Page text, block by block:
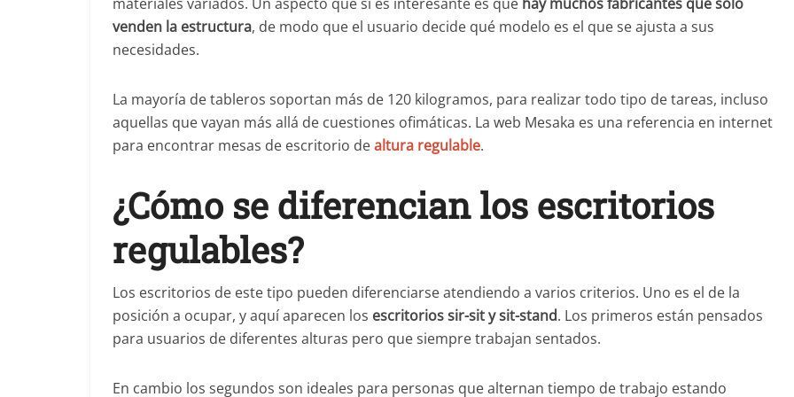
materiales variados. Un aspecto que sí es interesante es que hay muchos fabricantes que solo
venden la estructura, de modo que el usuario decide qué modelo es el que se ajusta a sus
necesidades.
La mayoría de tableros soportan más de 120 kilogramos, para realizar todo tipo de tareas, incluso
aquellas que vayan más allá de cuestiones ofimáticas. La web Mesaka es una referencia en internet
para encontrar mesas de escritorio dealtura regulable.
¿Cómo se diferencian los escritorios
regulables?
Los escritorios de este tipo pueden diferenciarse atendiendo a varios criterios. Uno es el de la
posición a ocupar, y aquí aparecen los escritorios sir-sit y sit-stand. Los primeros están pensados
para usuarios de diferentes alturas pero que siempre trabajan sentados.
En cambio los segundos son ideales para personas que alternan tiempo de trabajo estando